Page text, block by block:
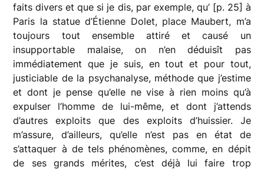
faits divers et que si je dis, par exemple, qu’ [p. 25] à
Paris la statue d’Étienne Dolet, place Maubert, m’a
toujours tout ensemble attiré et causé un
insupportable malaise, on n’en déduisît pas
immédiatement que je suis, en tout et pour tout,
justiciable de la psychanalyse, méthode que j’estime
et dont je pense qu’elle ne vise à rien moins qu’à
expulser l’homme de lui-même, et dont j’attends
d’autres exploits que des exploits d’huissier. Je
m’assure, d’ailleurs, qu’elle n’est pas en état de
s’attaquer à de tels phénomènes, comme, en dépit
de ses grands mérites, c’est déjà lui faire trop